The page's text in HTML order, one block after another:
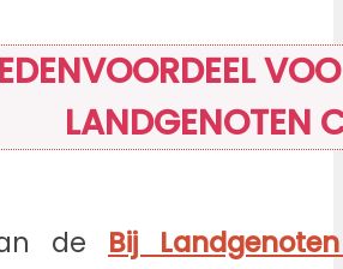
LANDGENOTEN
de Bij